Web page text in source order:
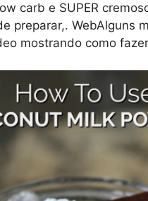
carb e SUPER
preparar,. WebAlguns
mostrando como